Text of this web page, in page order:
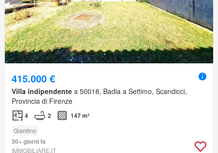
415.000 €
Villa indipendente a 50018, Badia a Settimo, Scandicci,
Provincia di Firenze
4 2 147 m²
Giardino
30+ giorni fa
IMMOBILIARE.IT